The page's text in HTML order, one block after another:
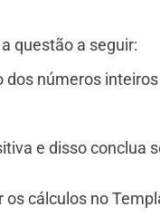
questão a seguir:
dos números inteiros
e disso conclua
cálculos no